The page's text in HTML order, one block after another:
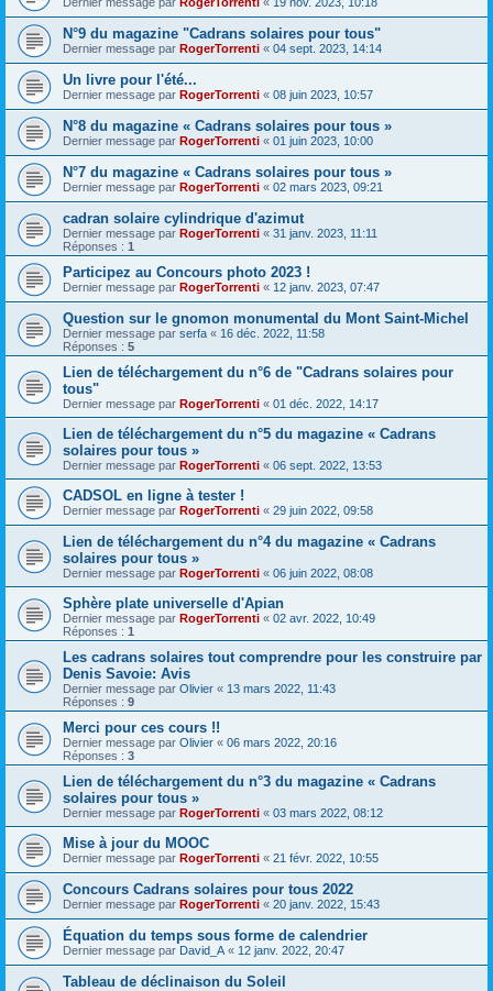
N°9 du magazine "Cadrans solaires pour tous"
Dernier message par RogerTorrenti « 04 sept. 2023, 14:14
Un livre pour l'été...
Dernier message par RogerTorrenti « 08 juin 2023, 10:57
N°8 du magazine « Cadrans solaires pour tous »
Dernier message par RogerTorrenti « 01 juin 2023, 10:00
N°7 du magazine « Cadrans solaires pour tous »
Dernier message par RogerTorrenti « 02 mars 2023, 09:21
cadran solaire cylindrique d'azimut
Dernier message par RogerTorrenti « 31 janv. 2023, 11:11
Réponses : 1
Participez au Concours photo 2023 !
Dernier message par RogerTorrenti « 12 janv. 2023, 07:47
Question sur le gnomon monumental du Mont Saint-Michel
Dernier message par serfa « 16 déc. 2022, 11:58
Réponses : 5
Lien de téléchargement du n°6 de "Cadrans solaires pour
tous"
Dernier message par RogerTorrenti « 01 déc. 2022, 14:17
Lien de téléchargement du n°5 du magazine « Cadrans
solaires pour tous »
Dernier message par RogerTorrenti « 06 sept. 2022, 13:53
CADSOL en ligne à tester !
Dernier message par RogerTorrenti « 29 juin 2022, 09:58
Lien de téléchargement du n°4 du magazine « Cadrans
solaires pour tous »
Dernier message par RogerTorrenti « 06 juin 2022, 08:08
Sphère plate universelle d'Apian
Dernier message par RogerTorrenti « 02 avr. 2022, 10:49
Réponses : 1
Les cadrans solaires tout comprendre pour les construire par
Denis Savoie: Avis
Dernier message par Olivier « 13 mars 2022, 11:43
Réponses : 9
Merci pour ces cours !!
Dernier message par Olivier « 06 mars 2022, 20:16
Réponses : 3
Lien de téléchargement du n°3 du magazine « Cadrans
solaires pour tous »
Dernier message par RogerTorrenti « 03 mars 2022, 08:12
Mise à jour du MOOC
Dernier message par RogerTorrenti « 21 févr. 2022, 10:55
Concours Cadrans solaires pour tous 2022
Dernier message par RogerTorrenti « 20 janv. 2022, 15:43
Équation du temps sous forme de calendrier
Dernier message par David_A « 12 janv. 2022, 20:47
Tableau de déclinaison du Soleil